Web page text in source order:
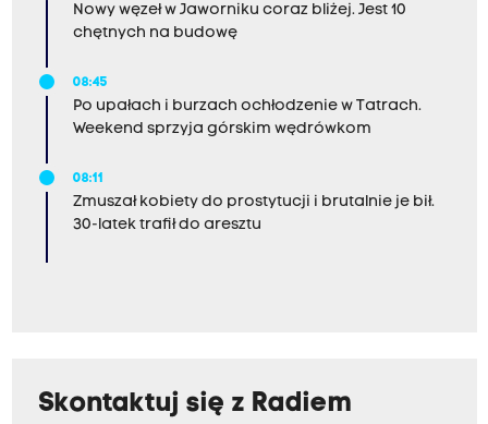
Nowy węzeł w Jaworniku coraz bliżej. Jest 10
chętnych na budowę
08:45
Po upałach i burzach ochłodzenie w Tatrach.
Weekend sprzyja górskim wędrówkom
08:11
Zmuszał kobiety do prostytucji i brutalnie je bił.
30-latek trafił do aresztu
Skontaktuj się z Radiem